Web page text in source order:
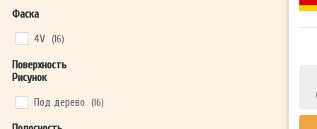
Фаска
4V (16)
Поверхность
Рисунок
Под дерево (16)